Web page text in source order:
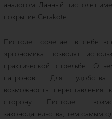
аналогом. Данный пистолет
покрытие Cerakote.
Пистолет сочетает в себе
эргономика позволят
практической стрельбе.
патронов. Для удобства
возможность
сторону. Пистолет
законодательства, тем самым